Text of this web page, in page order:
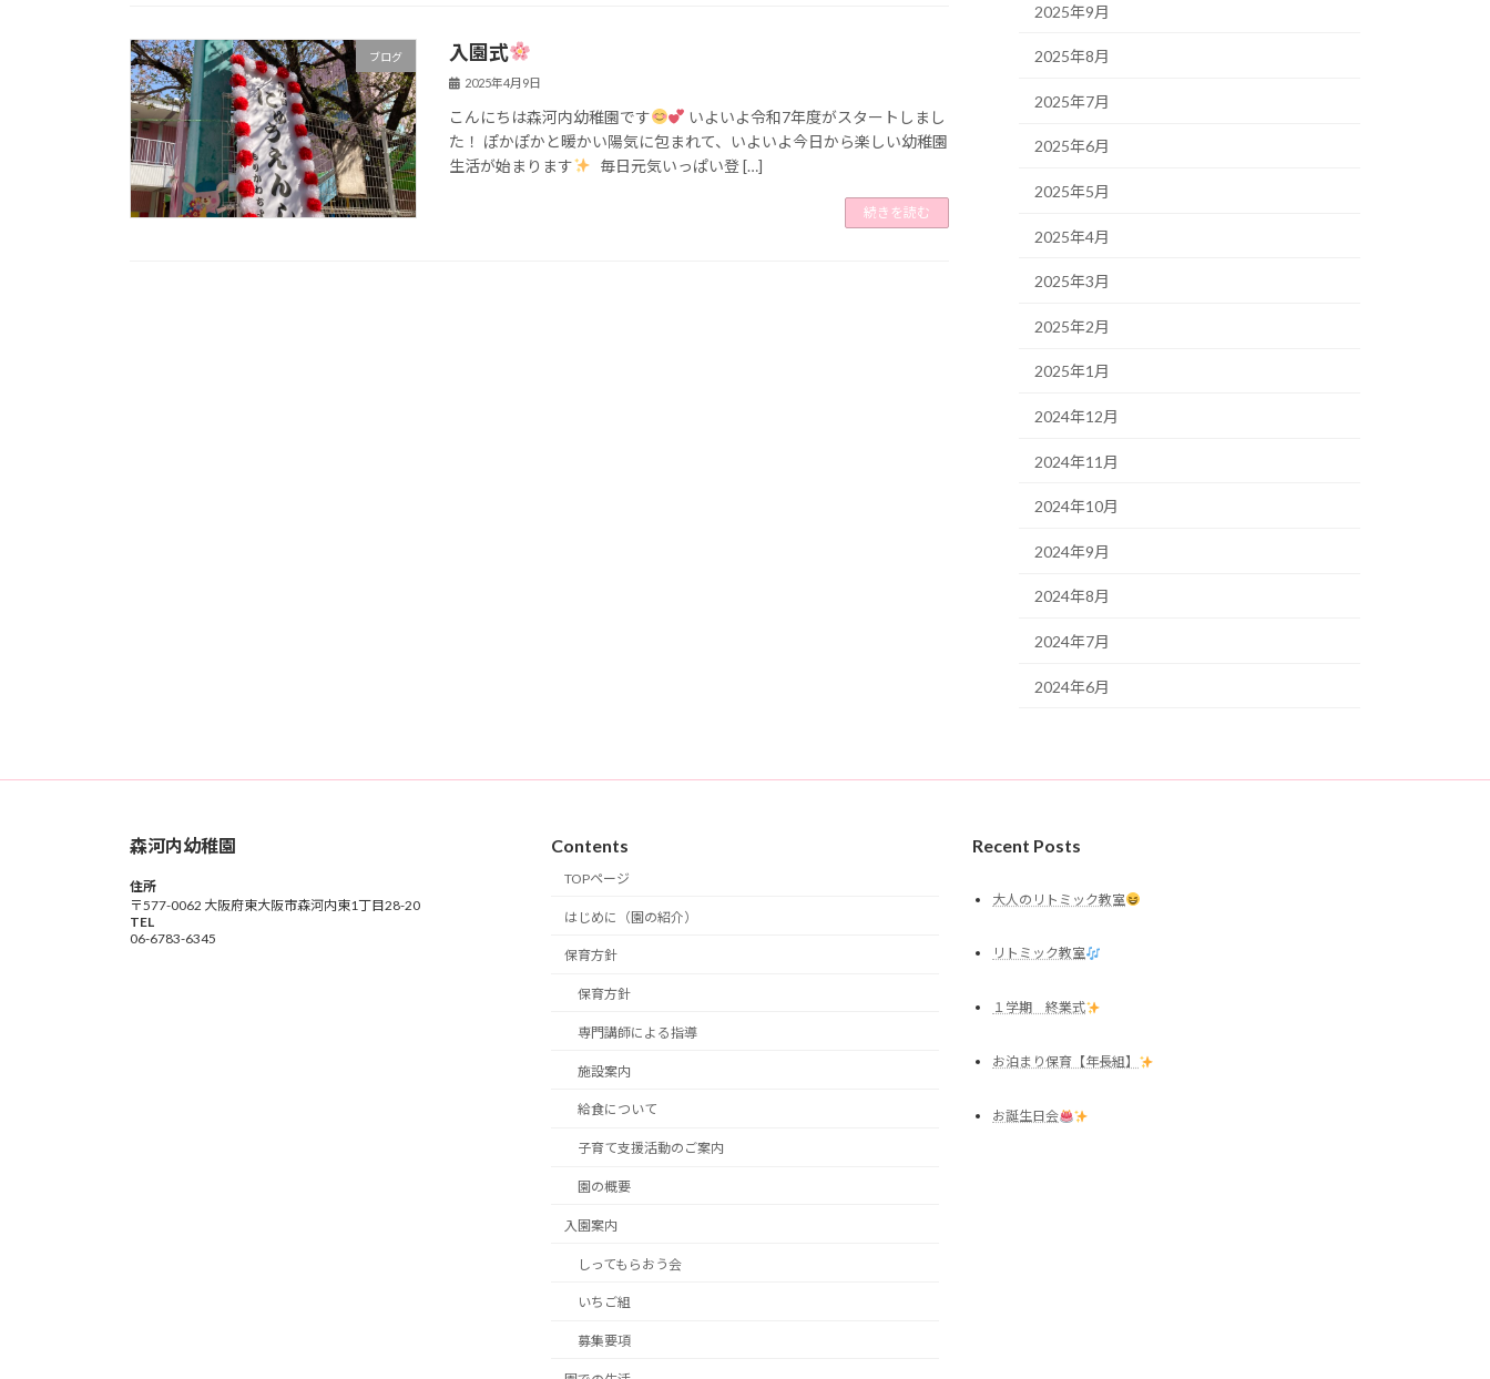
ブログ 入園式
2025年4月9日
こんにちは森河内幼稚園です
いよいよ令和7年度がスタートしまし
た！ ぽかぽかと暖かい陽気に包まれて、いよいよ今日から楽しい幼稚園
生活が始まります
毎日元気いっぱい登 […]
続きを読む
2025年9月
2025年8月
2025年7月
2025年6月
2025年5月
2025年4月
2025年3月
2025年2月
2025年1月
2024年12月
2024年11月
2024年10月
2024年9月
2024年8月
2024年7月
2024年6月
森河内幼稚園
住所
〒577-0062 大阪府東大阪市森河内東1丁目28-20
TEL
06-6783-6345
Contents
TOPページ
はじめに（園の紹介）
保育方針
保育方針
専門講師による指導
施設案内
給食について
子育て支援活動のご案内
園の概要
入園案内
しってもらおう会
いちご組
募集要項
Recent Posts
大人のリトミック教室
リトミック教室
１学期 終業式
お泊まり保育【年長組】
お誕生日会